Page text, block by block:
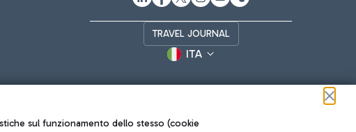
TRAVEL JOURNAL
ITA
sul funzionamento dello stesso (cookie